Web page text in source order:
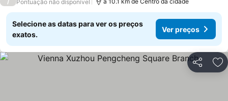
Pontuação não disponível
Selecione as datas para ver os preços
exatos.
Ver preços
Partilhar